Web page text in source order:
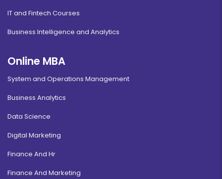
IT and Fintech Courses
Business Intelligence and Analytics
Online MBA
System and Operations Management
Business Analytics
Data Science
Digital Marketing
Finance And Hr
Finance And Marketing